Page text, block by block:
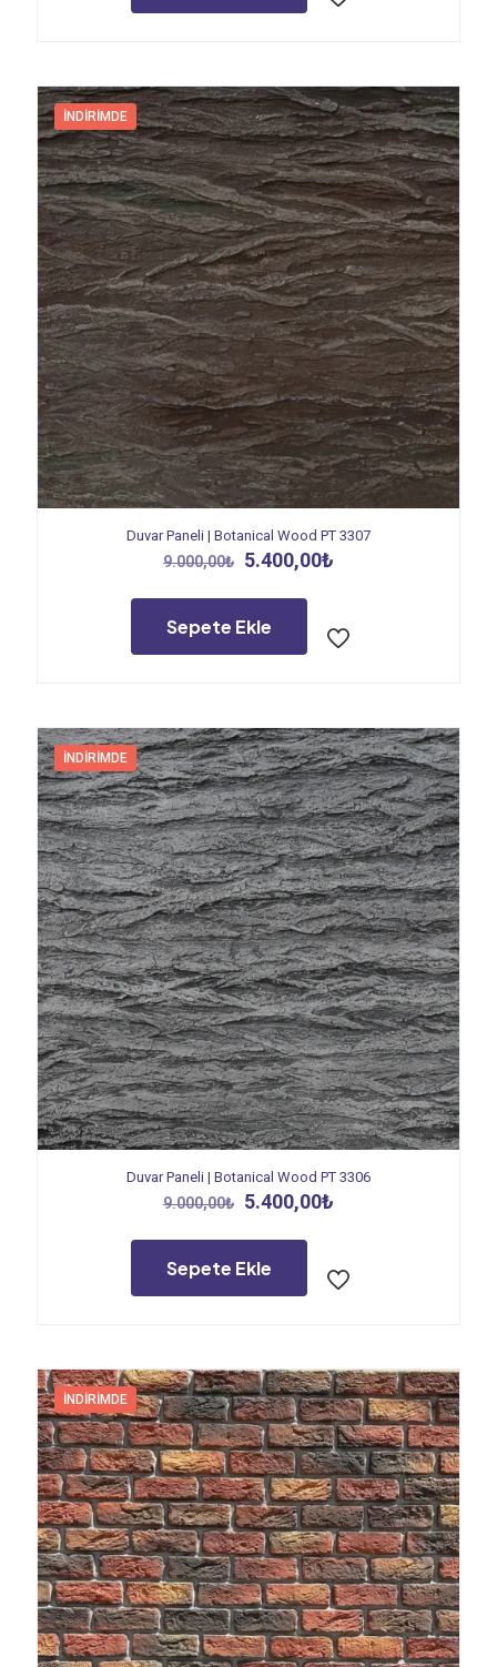
İNDIRIMDE
Duvar Paneli | Botanical Wood PT 3307
9.000,00₺ Orijinal
9.000,00₺.
5.400,00₺
Sepete Ekle
İNDIRIMDE
Duvar Paneli | Botanical Wood PT 3306
9.000,00₺ Orijinal
9.000,00₺.
5.400,00₺
Sepete Ekle
İNDIRIMDE